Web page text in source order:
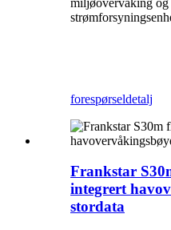
forespørseldetalj
Frankstar
integrert
stordata